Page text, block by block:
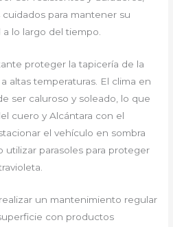
para mantener su
lo largo del tiempo.
proteger la tapicería de la
altas temperaturas. El clima en
ser caluroso y soleado, lo que
cuero y Alcántara con el
el vehículo en sombra
utilizar parasoles para proteger
un mantenimiento regular
con productos